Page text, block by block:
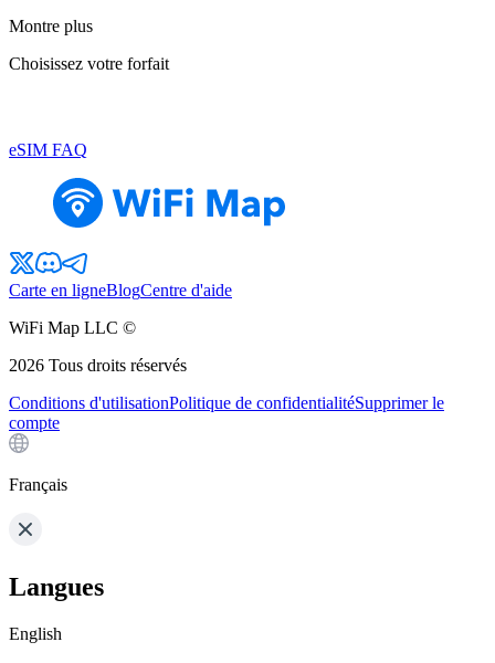
Montre plus
Choisissez votre forfait
eSIM FAQ
Carte en ligneBlogCentre d'aide
WiFi Map LLC ©
2026 Tous droits réservés
Conditions d'utilisationPolitique de confidentialitéSupprimer le
compte
Français
Langues
English